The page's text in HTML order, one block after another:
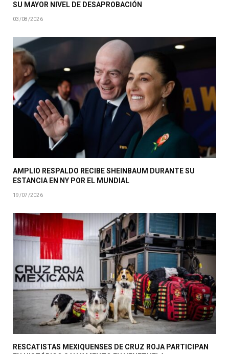
SU MAYOR NIVEL DE DESAPROBACIÓN
03/08/2026
AMPLIO RESPALDO RECIBE SHEINBAUM DURANTE SU
ESTANCIA EN NY POR EL MUNDIAL
19/07/2026
RESCATISTAS MEXIQUENSES DE CRUZ ROJA PARTICIPAN